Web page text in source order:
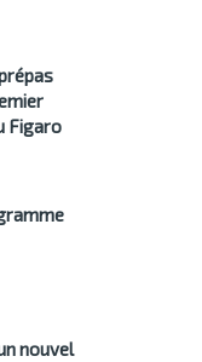
Figaro
nouvel